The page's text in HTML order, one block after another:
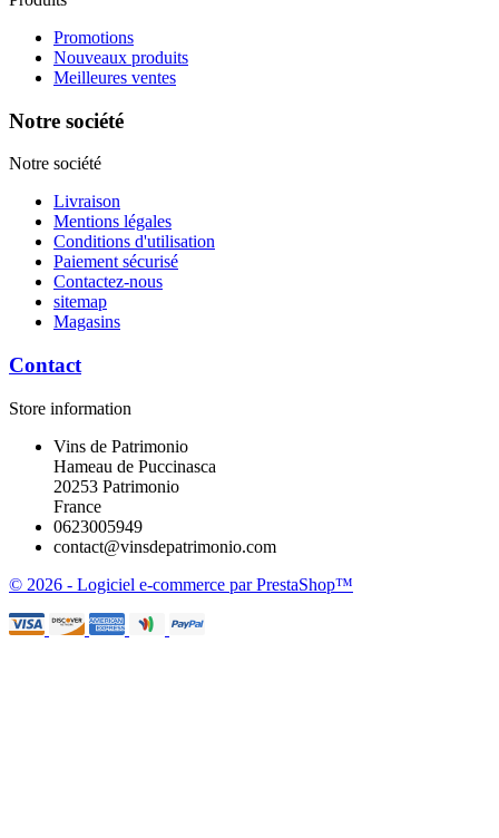
Promotions
Nouveaux produits
Meilleures ventes
Notre société
Notre société
Livraison
Mentions légales
Conditions d'utilisation
Paiement sécurisé
Contactez-nous
sitemap
Magasins
Contact
Store information
Vins de Patrimonio
Hameau de Puccinasca
20253 Patrimonio
France
0623005949
contact@vinsdepatrimonio.com
© 2026 - Logiciel e-commerce par PrestaShop™